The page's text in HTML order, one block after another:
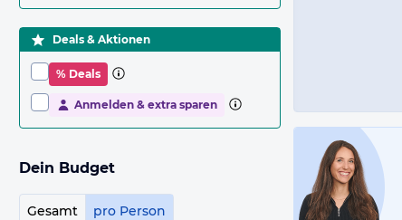
Deals & Aktionen
% Deals
Anmelden & extra sparen
Dein Budget
Gesamt pro Person